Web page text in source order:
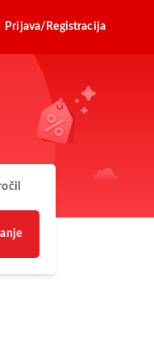
Prijava/Registracija